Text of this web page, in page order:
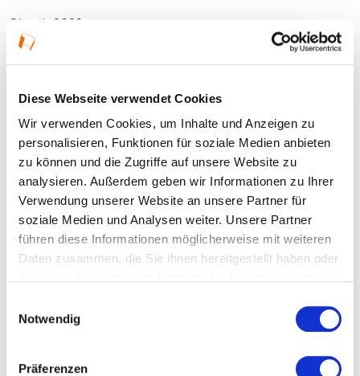
Diese Webseite verwendet Cookies
Wir verwenden Cookies, um Inhalte und Anzeigen zu
personalisieren, Funktionen für soziale Medien anbieten
zu können und die Zugriffe auf unsere Website zu
analysieren. Außerdem geben wir Informationen zu Ihrer
Verwendung unserer Website an unsere Partner für
soziale Medien und Analysen weiter. Unsere Partner
führen diese Informationen möglicherweise mit weiteren
Daten zusammen, die Sie ihnen bereitgestellt haben oder
Notwendig
Präferenzen
Stand: 2022
#Lokaler Routenführer Wetteraukreis
Ort und Anfahrt
Am Spitzacker 20/22
61184 Karben